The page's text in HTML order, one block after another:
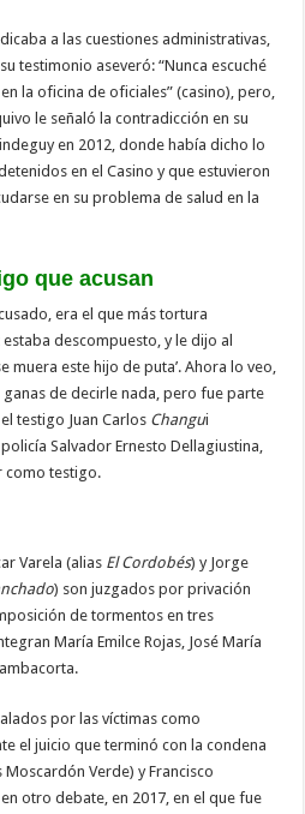
a las cuestiones administrativas,
testimonio aseveró: “Nunca escuché
la oficina de oficiales” (casino), pero,
le señaló la contradicción en su
en 2012, donde había dicho lo
en el Casino y que estuvieron
en su problema de salud en la
que acusan
era el que más tortura
descompuesto, y le dijo al
muera este hijo de puta’. Ahora lo veo,
ganas de decirle nada, pero fue parte
testigo Juan Carlos Changui
Salvador Ernesto Dellagiustina,
como testigo.
Varela (alias El Cordobés) y Jorge
) son juzgados por privación
de tormentos en tres
María Emilce Rojas, José María
por las víctimas como
el juicio que terminó con la condena
Verde) y Francisco
otro debate, en 2017, en el que fue